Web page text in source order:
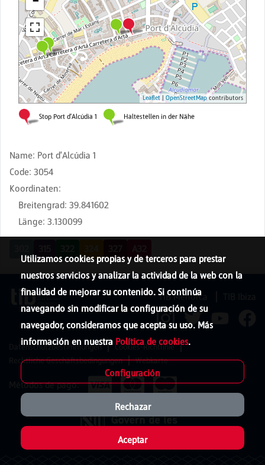
Name: Port d'Alcúdia 1
Code: 3054
Koordinaten:
Breitengrad: 39.841602
Länge: 3.130099
Utilizamos cookies propias y de terceros para prestar
nuestros servicios y analizar la actividad de la web con la
finalidad de mejorar su contenido. Si continúa
navegando sin modificar la configuración de su
navegador, consideramos que acepta su uso. Más
información en nuestra Política de cookies.
Configuración
Rechazar
Aceptar
TIB Menorca
Datenschutzbestimmungen
Cookies-Richtlinie
Rechtliche Geschäftsbedingungen
Webkarte
Métodos de pago: